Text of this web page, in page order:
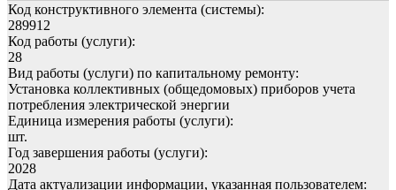
Код конструктивного элемента (системы):
289912
Код работы (услуги):
28
Вид работы (услуги) по капитальному ремонту:
Установка коллективных (общедомовых) приборов учета
потребления электрической энергии
Единица измерения работы (услуги):
шт.
Год завершения работы (услуги):
2028
Дата актуализации информации, указанная пользователем: